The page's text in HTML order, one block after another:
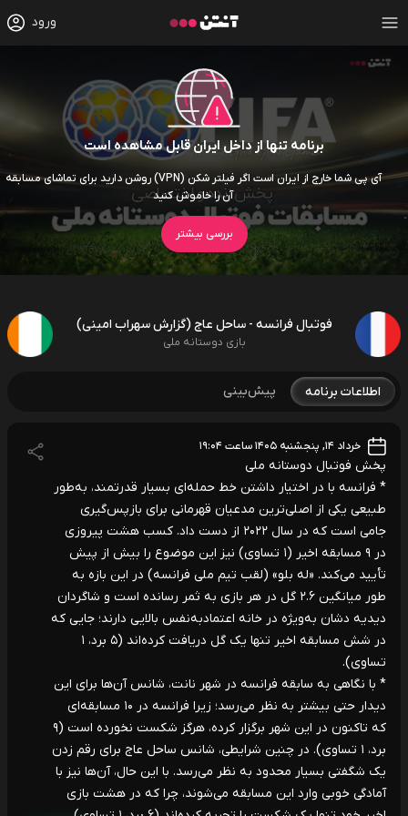
ورود
برنامه تنها از داخل ایران قابل مشاهده است
آی پی شما خارج از ایران است اگر فیلتر شکن (VPN) روشن دارید برای تماشای مسابقه
آن را خاموش کنید
بررسی بیشتر
فوتبال فرانسه - ساحل عاج (گزارش سهراب امینی)
بازی دوستانه ملی
اطلاعات برنامه پیش‌بینی
خرداد ۱۴, پنجشنبه ۱۴۰۵ ساعت ۱۹:۰۴
پخش فوتبال دوستانه ملی
* فرانسه با در اختیار داشتن خط حمله‌ای بسیار قدرتمند، به‌طور
طبیعی یکی از اصلی‌ترین مدعیان قهرمانی برای بازپس‌گیری
جامی است که در سال ۲۰۲۲ از دست داد. کسب هشت پیروزی
در ۹ مسابقه اخیر (۱ تساوی) نیز این موضوع را بیش از پیش
تأیید می‌کند. «له بلو» (لقب تیم ملی فرانسه) در این بازه به
طور میانگین ۲.۶ گل در هر بازی به ثمر رسانده است و شاگردان
دیدیه دشان به‌ویژه در خانه اعتمادبه‌نفس بالایی دارند؛ جایی که
در شش مسابقه اخیر تنها یک گل دریافت کرده‌اند (۵ برد، ۱
تساوی).
* با نگاهی به سابقه فرانسه در شهر نانت، شانس آن‌ها برای این
دیدار حتی بیشتر به نظر می‌رسد؛ زیرا فرانسه در ۱۰ مسابقه‌ای
که تاکنون در این شهر برگزار کرده، هرگز شکست نخورده است (۹
برد، ۱ تساوی). در چنین شرایطی، شانس ساحل عاج برای رقم زدن
یک شگفتی بسیار محدود به نظر می‌رسد. با این حال، آن‌ها نیز با
آمادگی خوبی وارد این مسابقه می‌شوند، چرا که در هشت بازی